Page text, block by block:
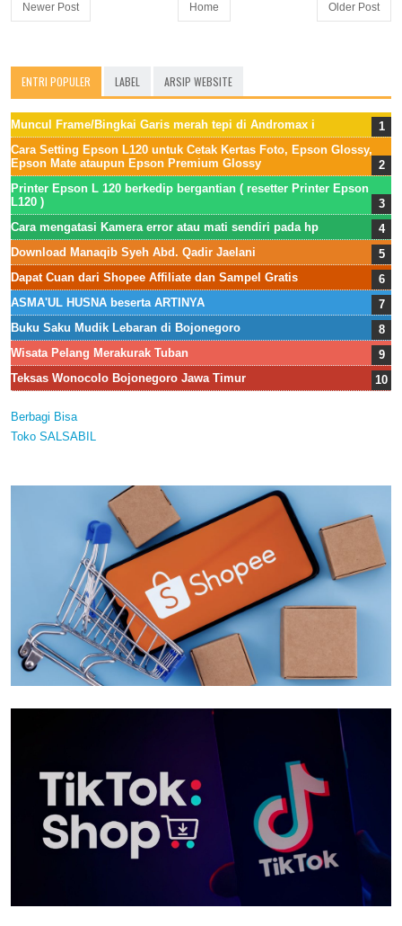
Newer Post Older Post
Home
ENTRI POPULER LABEL ARSIP WEBSITE
Muncul Frame/Bingkai Garis merah tepi di Andromax i
Cara Setting Epson L120 untuk Cetak Kertas Foto, Epson Glossy,
Epson Mate ataupun Epson Premium Glossy
Printer Epson L 120 berkedip bergantian ( resetter Printer Epson
L120 )
Cara mengatasi Kamera error atau mati sendiri pada hp
Download Manaqib Syeh Abd. Qadir Jaelani
Dapat Cuan dari Shopee Affiliate dan Sampel Gratis
ASMA'UL HUSNA beserta ARTINYA
Buku Saku Mudik Lebaran di Bojonegoro
Wisata Pelang Merakurak Tuban
Teksas Wonocolo Bojonegoro Jawa Timur
Berbagi Bisa
Toko SALSABIL